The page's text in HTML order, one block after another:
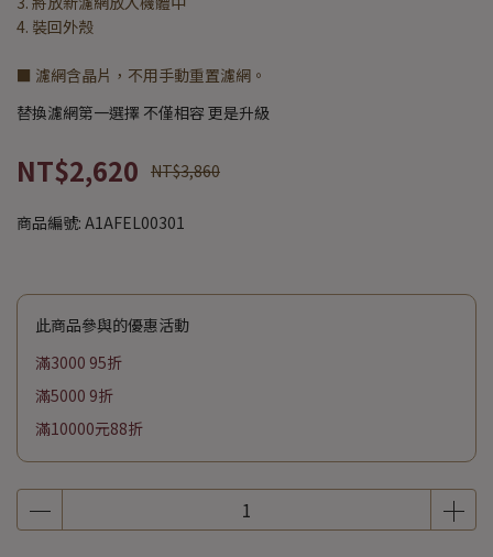
4. 裝回外殼
■ 濾網含晶片，不用手動重置濾網。
替換濾網第一選擇 不僅相容 更是升級
NT$2,620 NT$3,860
商品編號: A1AFEL00301
此商品參與的優惠活動
滿3000 95折
滿5000 9折
滿10000元88折